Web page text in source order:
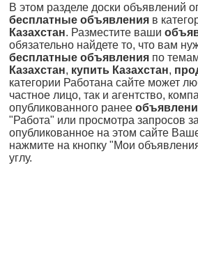
В этом разделе доски объявлений
бесплатные объявления в
Казахстан. Разместите ваши
обязательно найдете то, что вам
бесплатные объявления по
Казахстан, купить Казахстан,
категории Работана сайте может
частное лицо, так и агентство,
опубликованного ранее
"Работа" или просмотра запросов
опубликованное на этом сайте
нажмите на кнопку "Мои
углу.